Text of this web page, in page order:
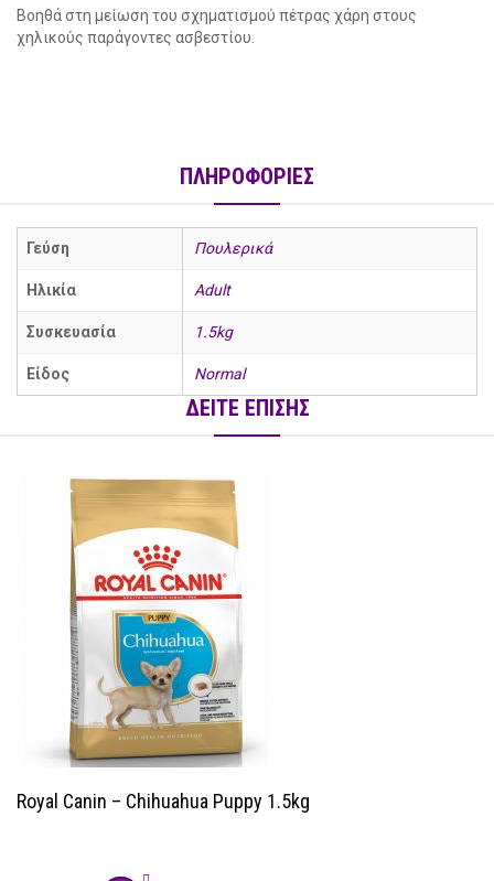
Βοηθά στη μείωση του σχηματισμού πέτρας χάρη στους
χηλικούς παράγοντες ασβεστίου.
ΠΛΗΡΟΦΟΡΙΕΣ
Γεύση Πουλερικά
Ηλικία Adult
Συσκευασία 1.5kg
Είδος Normal
ΔΕΙΤΕ ΕΠΙΣΗΣ
Royal Canin – Chihuahua Puppy 1.5kg